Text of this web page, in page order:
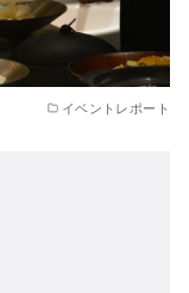
イベントレポート